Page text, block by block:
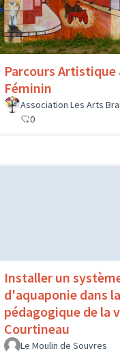
Parcours Artistique
Féminin
Association Les Arts
0
Installer un
d'aquaponie dans
pédagogique de la
Courtineau
Le Moulin de Souvres